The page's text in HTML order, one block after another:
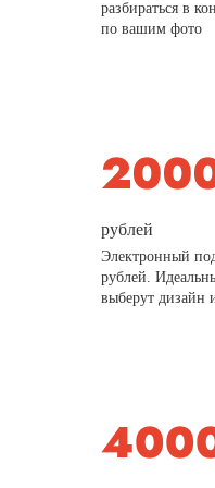
разбираться в
по вашим фото
рублей
Электронный
рублей.
выберут дизайн